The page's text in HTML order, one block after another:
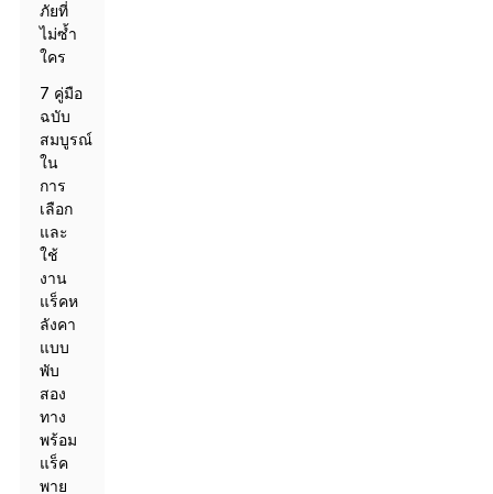
ภัยที่
ไม่ซ้ำ
ใคร
7 คู่มือ
ฉบับ
สมบูรณ์
ใน
การ
เลือก
และ
ใช้
งาน
แร็คห
ลังคา
แบบ
พับ
สอง
ทาง
พร้อม
แร็ค
พาย